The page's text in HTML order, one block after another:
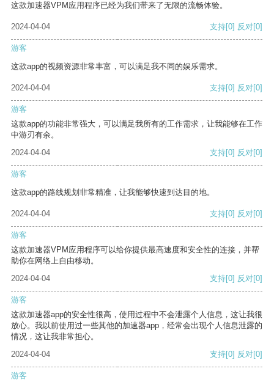
这款加速器VPM应用程序已经为我们带来了无限的流畅体验。
2024-04-04 支持[0] 反对[0]
游客
这款app的视频资源非常丰富，可以满足我不同的娱乐需求。
2024-04-04 支持[0] 反对[0]
游客
这款app的功能非常强大，可以满足我所有的工作需求，让我能够在工作
中游刃有余。
2024-04-04
支持[0] 反对[0]
游客
这款app的路线规划非常精准，让我能够快速到达目的地。
2024-04-04 支持[0] 反对[0]
游客
这款加速器VPM应用程序可以给你提供最高速度和安全性的连接，并帮
助你在网络上自由移动。
2024-04-04
支持[0] 反对[0]
游客
这款加速器app的安全性很高，使用过程中不会泄露个人信息，这让我很
放心。我以前使用过一些其他的加速器app，经常会出现个人信息泄露的
情况，这让我非常担心。
2024-04-04
支持[0] 反对[0]
游客